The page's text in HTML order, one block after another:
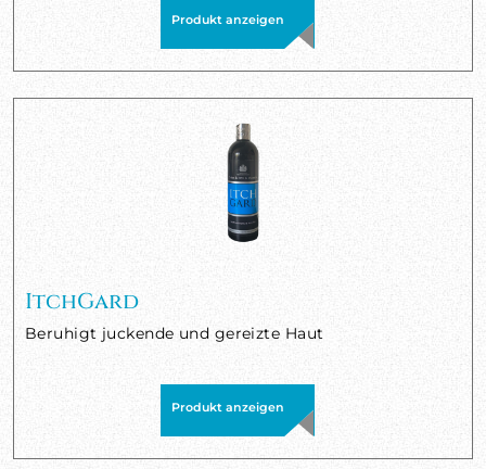
Produkt anzeigen
ItchGard
Beruhigt juckende und gereizte Haut
Produkt anzeigen